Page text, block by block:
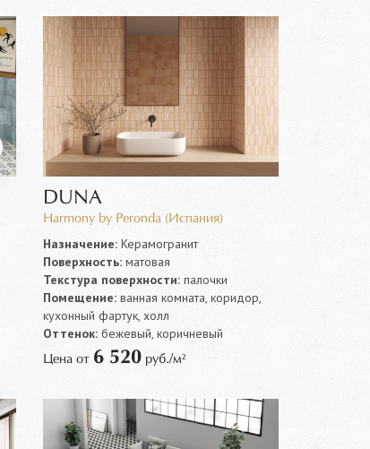
DUNA
Harmony by Peronda (Испания)
Назначение: Керамогранит
Поверхность: матовая
Текстура поверхности: палочки
Помещение: ванная комната, коридор,
кухонный фартук, холл
Оттенок: бежевый, коричневый
Цена от 6 520 руб./м²